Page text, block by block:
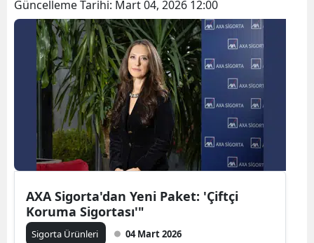
Aydın
Balıkesir
Bilecik
Bingöl
Güncelleme Tarihi: Mart 04, 2026 12:00
AXA Sigorta'dan Yeni Paket: 'Çiftçi
Koruma Sigortası'"
Sigorta Ürünleri 04 Mart 2026